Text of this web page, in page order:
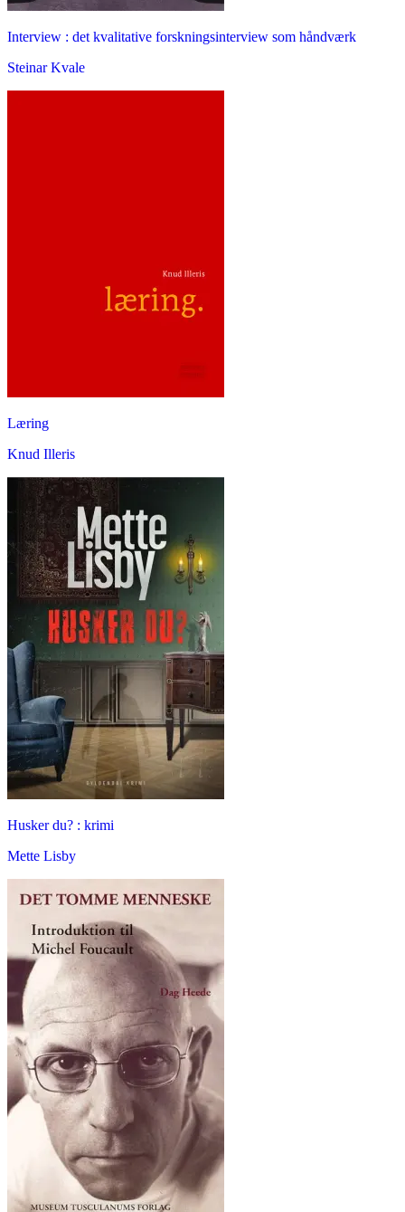
Interview : det kvalitative forskningsinterview som håndværk
Steinar Kvale
Læring
Knud Illeris
Husker du? : krimi
Mette Lisby